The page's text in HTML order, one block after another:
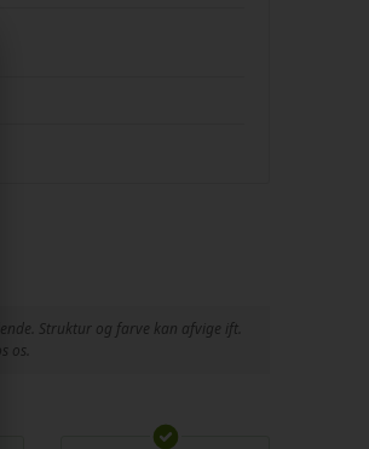
Struktur og farve kan afvige ift.
os.